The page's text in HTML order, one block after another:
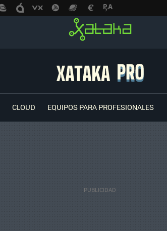
CLOUD EQUIPOS PARA PROFESIONALES